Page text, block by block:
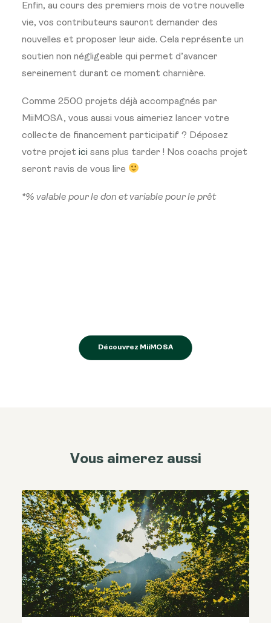
Enfin, au cours des premiers mois de votre nouvelle
vie, vos contributeurs sauront demander des
nouvelles et proposer leur aide. Cela représente un
soutien non négligeable qui permet d’avancer
sereinement durant ce moment charnière.
Comme 2500 projets déjà accompagnés par
MiiMOSA, vous aussi vous aimeriez lancer votre
collecte de financement participatif ? Déposez
votre projet ici sans plus tarder ! Nos coachs projet
seront ravis de vous lire
*% valable pour le don et variable pour le prêt
Découvrez MiiMOSA
Vous aimerez aussi